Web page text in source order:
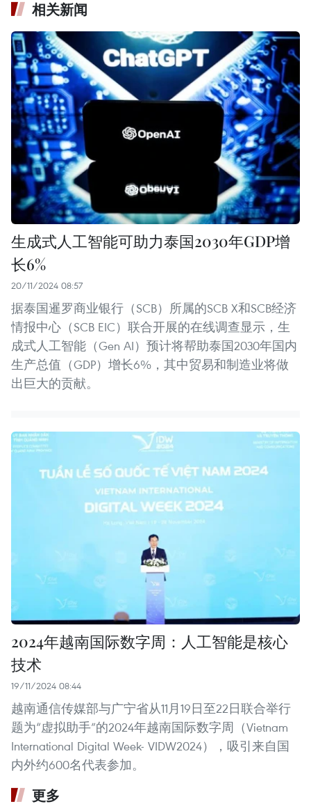
相关新闻
生成式人工智能可助力泰国2030年GDP增
长6%
20/11/2024 08:57
据泰国暹罗商业银行（SCB）所属的SCB X和SCB经济
情报中心（SCB EIC）联合开展的在线调查显示，生
成式人工智能（Gen AI）预计将帮助泰国2030年国内
生产总值（GDP）增长6%，其中贸易和制造业将做
出巨大的贡献。
2024年越南国际数字周：人工智能是核心
技术
19/11/2024 08:44
越南通信传媒部与广宁省从11月19日至22日联合举行
题为“虚拟助手”的2024年越南国际数字周（Vietnam
International Digital Week- VIDW2024），吸引来自国
内外约600名代表参加。
更多